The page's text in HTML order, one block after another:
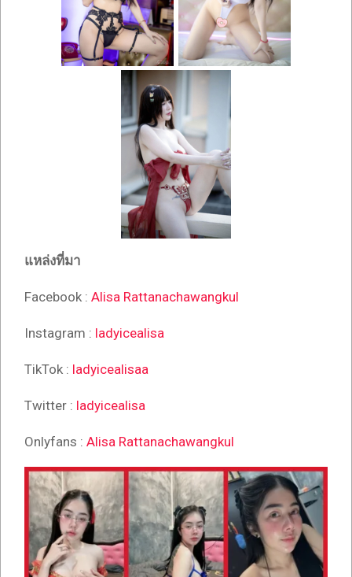
แหล่งที่มา
Facebook : Alisa Rattanachawangkul
Instagram : ladyicealisa
TikTok : ladyicealisaa
Twitter : ladyicealisa
Onlyfans : Alisa Rattanachawangkul